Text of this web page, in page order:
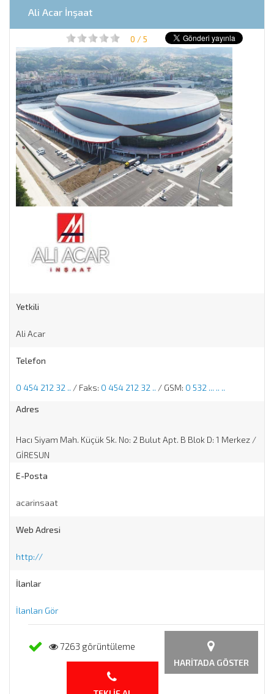
Ali Acar İnşaat
0 / 5
Yetkili
Ali Acar
Telefon
0 454 212 32 .. / Faks: 0 454 212 32 .. / GSM: 0 532 ... .. ..
Adres
Hacı Siyam Mah. Küçük Sk. No: 2 Bulut Apt. B Blok D: 1 Merkez /
GİRESUN
E-Posta
acarinsaat
Web Adresi
http://
İlanlar
İlanları Gör
7263 görüntüleme
HARITADA GÖSTER